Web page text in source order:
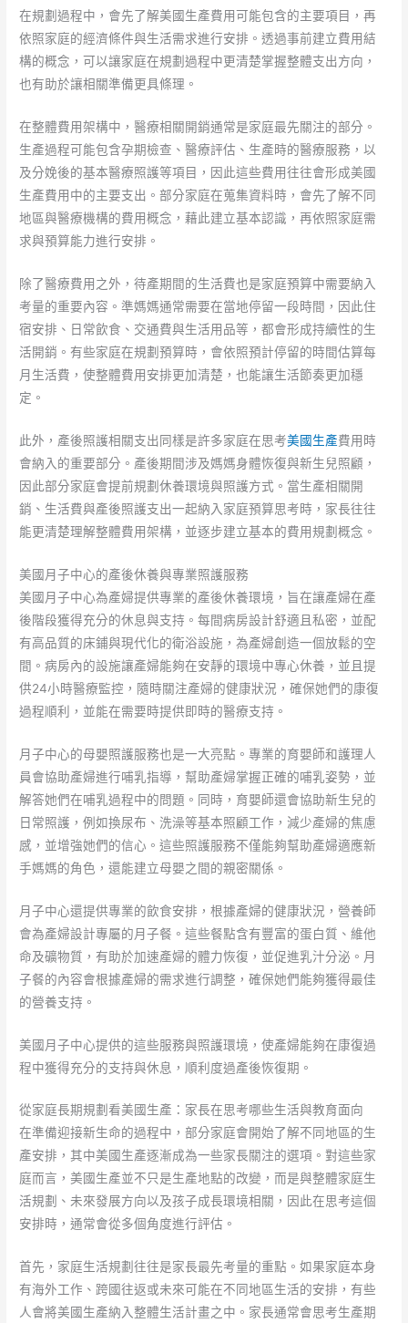
在規劃過程中，會先了解美國生產費用可能包含的主要項目，再
依照家庭的經濟條件與生活需求進行安排。透過事前建立費用結
構的概念，可以讓家庭在規劃過程中更清楚掌握整體支出方向，
也有助於讓相關準備更具條理。
在整體費用架構中，醫療相關開銷通常是家庭最先關注的部分。
生產過程可能包含孕期檢查、醫療評估、生產時的醫療服務，以
及分娩後的基本醫療照護等項目，因此這些費用往往會形成美國
生產費用中的主要支出。部分家庭在蒐集資料時，會先了解不同
地區與醫療機構的費用概念，藉此建立基本認識，再依照家庭需
求與預算能力進行安排。
除了醫療費用之外，待產期間的生活費也是家庭預算中需要納入
考量的重要內容。準媽媽通常需要在當地停留一段時間，因此住
宿安排、日常飲食、交通費與生活用品等，都會形成持續性的生
活開銷。有些家庭在規劃預算時，會依照預計停留的時間估算每
月生活費，使整體費用安排更加清楚，也能讓生活節奏更加穩
定。
此外，產後照護相關支出同樣是許多家庭在思考美國生產費用時
會納入的重要部分。產後期間涉及媽媽身體恢復與新生兒照顧，
因此部分家庭會提前規劃休養環境與照護方式。當生產相關開
銷、生活費與產後照護支出一起納入家庭預算思考時，家長往往
能更清楚理解整體費用架構，並逐步建立基本的費用規劃概念。
美國月子中心的產後休養與專業照護服務
美國月子中心為產婦提供專業的產後休養環境，旨在讓產婦在產
後階段獲得充分的休息與支持。每間病房設計舒適且私密，並配
有高品質的床鋪與現代化的衛浴設施，為產婦創造一個放鬆的空
間。病房內的設施讓產婦能夠在安靜的環境中專心休養，並且提
供24小時醫療監控，隨時關注產婦的健康狀況，確保她們的康復
過程順利，並能在需要時提供即時的醫療支持。
月子中心的母嬰照護服務也是一大亮點。專業的育嬰師和護理人
員會協助產婦進行哺乳指導，幫助產婦掌握正確的哺乳姿勢，並
解答她們在哺乳過程中的問題。同時，育嬰師還會協助新生兒的
日常照護，例如換尿布、洗澡等基本照顧工作，減少產婦的焦慮
感，並增強她們的信心。這些照護服務不僅能夠幫助產婦適應新
手媽媽的角色，還能建立母嬰之間的親密關係。
月子中心還提供專業的飲食安排，根據產婦的健康狀況，營養師
會為產婦設計專屬的月子餐。這些餐點含有豐富的蛋白質、維他
命及礦物質，有助於加速產婦的體力恢復，並促進乳汁分泌。月
子餐的內容會根據產婦的需求進行調整，確保她們能夠獲得最佳
的營養支持。
美國月子中心提供的這些服務與照護環境，使產婦能夠在康復過
程中獲得充分的支持與休息，順利度過產後恢復期。
從家庭長期規劃看美國生產：家長在思考哪些生活與教育面向
在準備迎接新生命的過程中，部分家庭會開始了解不同地區的生
產安排，其中美國生產逐漸成為一些家長關注的選項。對這些家
庭而言，美國生產並不只是生產地點的改變，而是與整體家庭生
活規劃、未來發展方向以及孩子成長環境相關，因此在思考這個
安排時，通常會從多個角度進行評估。
首先，家庭生活規劃往往是家長最先考量的重點。如果家庭本身
有海外工作、跨國往返或未來可能在不同地區生活的安排，有些
人會將美國生產納入整體生活計畫之中。家長通常會思考生產期